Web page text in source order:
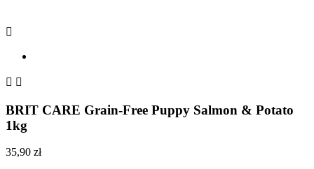

 
BRIT CARE Grain-Free Puppy Salmon & Potato
1kg
35,90 zł